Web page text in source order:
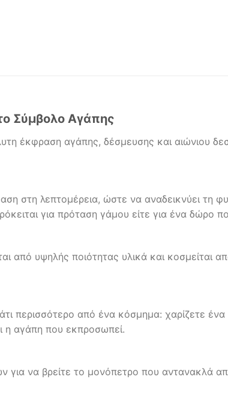
Σύμβολο Αγάπης
έκφραση αγάπης, δέσμευσης και αιώνιου
στη λεπτομέρεια, ώστε να αναδεικνύει τη
για πρόταση γάμου είτε για ένα δώρο
από υψηλής ποιότητας υλικά και κοσμείται
περισσότερο από ένα κόσμημα: χαρίζετε
η αγάπη που εκπροσωπεί.
για να βρείτε το μονόπετρο που αντανακλά